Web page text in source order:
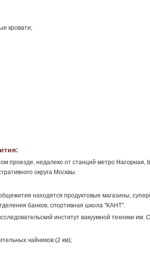
кровати;
проезде, недалеко от станций метро Нагорная,
округа Москвы.
находятся продуктовые магазины,
банков, спортивная школа "КАНТ".
институт вакуумной техники им.
чайников (2 км);